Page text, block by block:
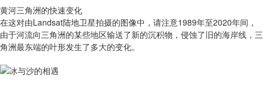
黄河三角洲的快速变化
在这对由Landsat陆地卫星拍摄的图像中，请注意1989年至2020年间，
由于河流向三角洲的某些地区输送了新的沉积物，侵蚀了旧的海岸线，三
角洲最东端的叶形发生了多大的变化。